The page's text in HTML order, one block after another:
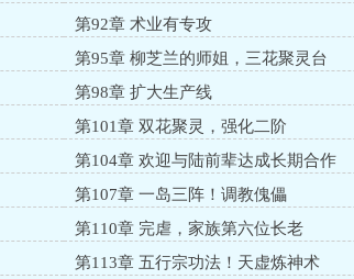
第92章 术业有专攻
第95章 柳芝兰的师姐，三花聚灵台
第98章 扩大生产线
第101章 双花聚灵，强化二阶
第104章 欢迎与陆前辈达成长期合作
第107章 一岛三阵！调教傀儡
第110章 完虐，家族第六位长老
第113章 五行宗功法！天虚炼神术